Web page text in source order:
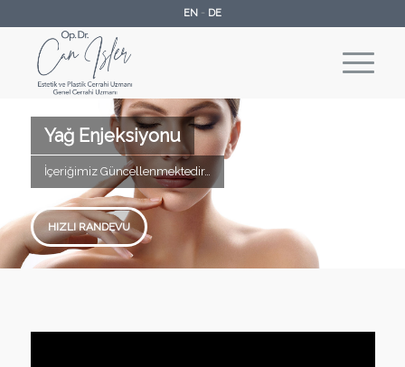
EN- DE
Yağ Enjeksiyonu
İçeriğimiz Güncellenmektedir…
HIZLI RANDEVU